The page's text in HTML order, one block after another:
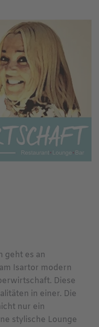
geht es an
Isartor modern
Diese
in einer. Die
nur ein
stylische Lounge